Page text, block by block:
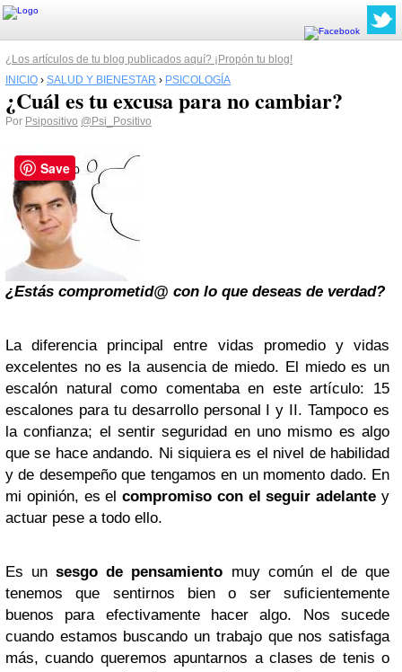
¿Los artículos de tu blog publicados aquí? ¡Propón tu blog!
INICIO › SALUD Y BIENESTAR › PSICOLOGÍA
¿Cuál es tu excusa para no cambiar?
Por Psipositivo @Psi_Positivo
¿Estás comprometid@ con lo que deseas de verdad?
La diferencia principal entre vidas promedio y vidas
excelentes no es la ausencia de miedo. El miedo es un
escalón natural como comentaba en este artículo: 15
escalones para tu desarrollo personal I y II. Tampoco es
la confianza; el sentir seguridad en uno mismo es algo
que se hace andando. Ni siquiera es el nivel de habilidad
y de desempeño que tengamos en un momento dado. En
mi opinión, es elcompromiso con el seguir adelante y
actuar pese a todo ello.
Es unsesgo de pensamiento muy común el de que
tenemos que sentirnos bien o ser suficientemente
buenos para efectivamente hacer algo. Nos sucede
cuando estamos buscando un trabajo que nos satisfaga
más, cuando queremos apuntarnos a clases de tenis o
Save